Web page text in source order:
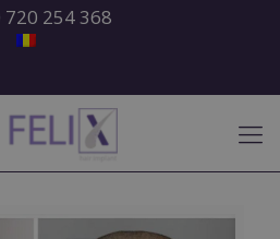
720 254 368